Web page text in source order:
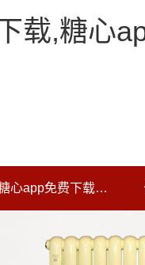
载,糖心
糖心app免费下载动态